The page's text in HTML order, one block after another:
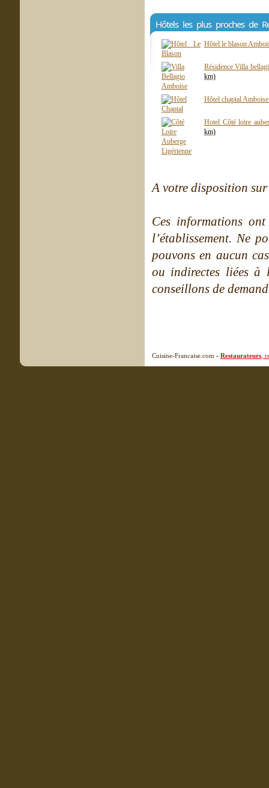
Hôtels les plus proches de
Hôtel le blason
Résidence Villa
km)
Hôtel chaptal
Hotel Côté loire
km)
A votre disposition
Ces informations
l’établissement. Ne
pouvons en aucun
ou indirectes liées à
conseillons de
Cuisine-Francaise.com - Restaurateurs ,